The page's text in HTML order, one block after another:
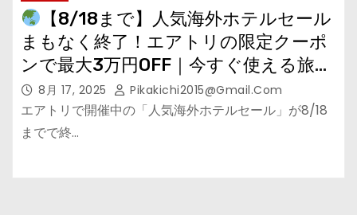
【8/18まで】人気海外ホテルセール
まもなく終了！エアトリの限定クーポ
ンで最大3万円OFF｜今すぐ使える旅の
賢い予約術
8月 17, 2025 Pikakichi2015@gmail.com
エアトリで開催中の「人気海外ホテルセール」が8/18
までで終…